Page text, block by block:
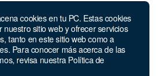
cookies en tu PC. Estas cookies
nuestro sitio web y ofrecer servicios
tanto en este sitio web como a
Para conocer más acerca de las
revisa nuestra Política de
inscripciones, la convocatoria
en cuanto al sitio, hora y
de inscripciones y aplicación de
Las fechas y horas no